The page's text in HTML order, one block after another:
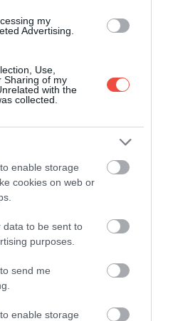
my
Advertising.
Use,
Sharing of my
with the
collected.
enable storage
cookies on web or
data to be sent to
purposes.
send me
enable storage